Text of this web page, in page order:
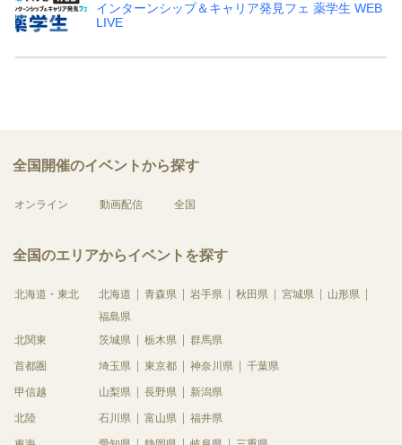
インターンシップ＆キャリア発見フェ 薬学生 WEB
LIVE
全国開催のイベントから探す
オンライン 動画配信 全国
全国のエリアからイベントを探す
北海道・東北 北海道 青森県 岩手県 秋田県 宮城県
山形県
福島県
北関東
茨城県 栃木県 群馬県
首都圏 埼玉県 東京都 神奈川県 千葉県
甲信越 山梨県 長野県 新潟県
北陸 石川県 富山県 福井県